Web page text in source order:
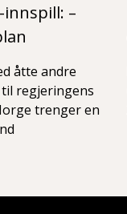
innspill: –
åtte andre
regjeringens
trenger en